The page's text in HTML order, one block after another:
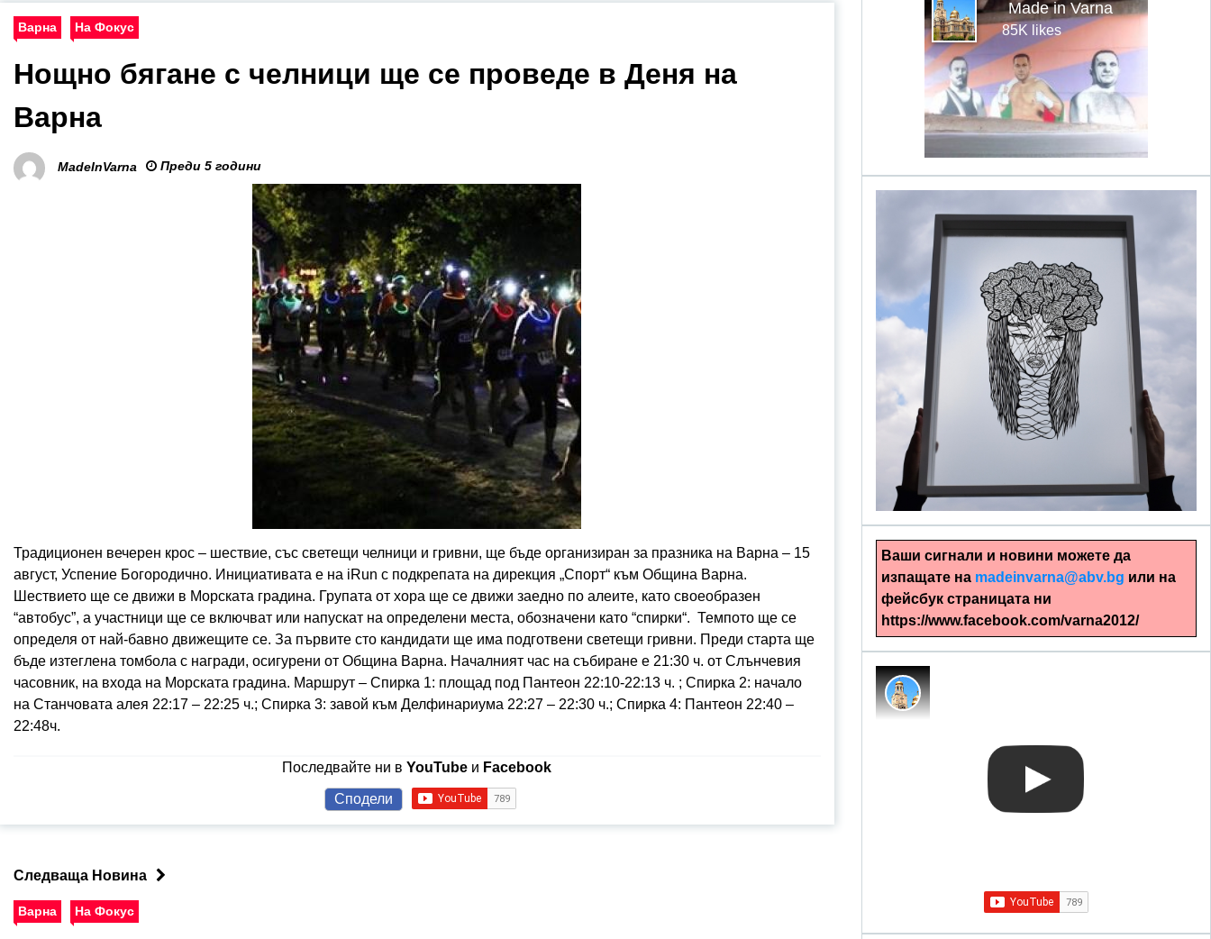
Варна На Фокус
Нощно бягане с челници ще се проведе в Деня на
Варна
MadeInVarna Преди 5 години
Традиционен вечерен крос – шествие, със светещи челници и гривни, ще бъде организиран за празника на Варна – 15
август, Успение Богородично. Инициативата е на iRun с подкрепата на дирекция „Спорт“ към Община Варна.
Шествието ще се движи в Морската градина. Групата от хора ще се движи заедно по алеите, като своеобразен
“автобус”, а участници ще се включват или напускат на определени места, обозначени като “спирки“. Темпото ще се
определя от най-бавно движещите се. За първите сто кандидати ще има подготвени светещи гривни. Преди старта ще
бъде изтеглена томбола с награди, осигурени от Община Варна. Началният час на събиране е 21:30 ч. от Слънчевия
часовник, на входа на Морската градина. Маршрут – Спирка 1: площад под Пантеон 22:10-22:13 ч. ; Спирка 2: начало
на Станчовата алея 22:17 – 22:25 ч.; Спирка 3: завой към Делфинариума 22:27 – 22:30 ч.; Спирка 4: Пантеон 22:40 –
22:48ч.
Последвайте ни вYouTube и Facebook
Сподели
Следваща Новина
Варна На Фокус
Made in Varna
85K likes
alinapapercut.com
Ръчно изрязани картини
Ваши сигнали и новини можете да
изпащате на madeinvarna@abv.bg или на
фейсбук страницата ни
https://www.facebook.com/varna2012/